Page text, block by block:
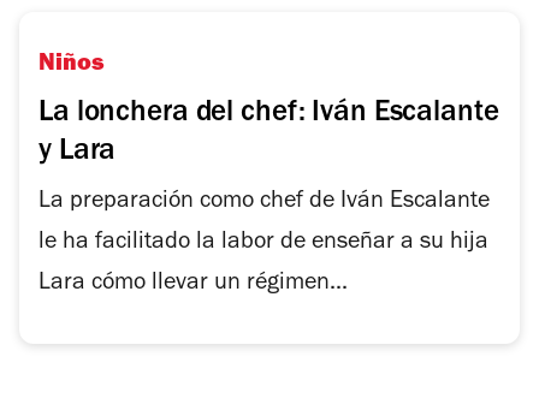
Niños
La lonchera del chef: Iván Escalante
y Lara
La preparación como chef de Iván Escalante
le ha facilitado la labor de enseñar a su hija
Lara cómo llevar un régimen...